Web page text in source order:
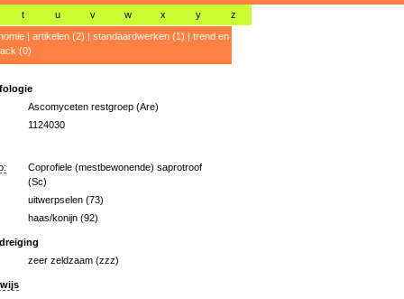
t u v w x y z
| artikelen (2) | standaardwerken (1) | trend en
(0)
Ascomyceten restgroep (Are)
1124030
Coprofiele (mestbewonende) saprotroof
(Sc)
uitwerpselen (73)
haas/konijn (92)
zeer zeldzaam (zzz)